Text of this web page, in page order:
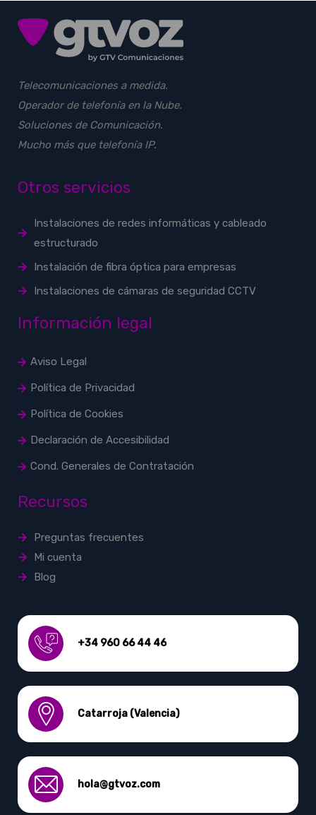
Telecomunicaciones a medida.
Operador de telefonía en la Nube.
Soluciones de Comunicación.
Mucho más que telefonía IP.
Otros servicios
Instalaciones de redes informáticas y cableado
estructurado
Instalación de fibra óptica para empresas
Instalaciones de cámaras de seguridad CCTV
Información legal
Aviso Legal
Política de Privacidad
Política de Cookies
Declaración de Accesibilidad
Cond. Generales de Contratación
Recursos
Preguntas frecuentes
Mi cuenta
Blog
+34 960 66 44 46
Catarroja (Valencia)
hola@gtvoz.com